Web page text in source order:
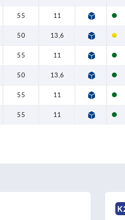
55 11
50 13,6
55 11
50 13,6
55 11
55 11